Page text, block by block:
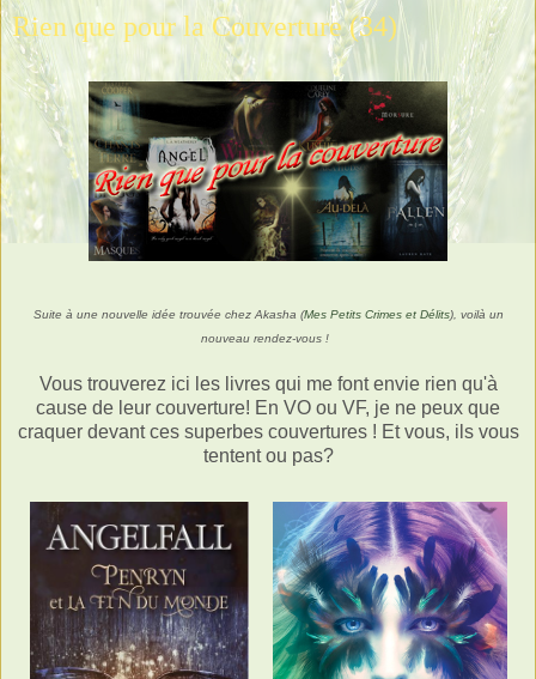
Rien que pour la Couverture (34)
Suite à une nouvelle idée trouvée chez Akasha (Mes Petits Crimes et Délits), voilà un
nouveau rendez-vous !
Vous trouverez ici les livres qui me font envie rien qu'à
cause de leur couverture! En VO ou VF, je ne peux que
craquer devant ces superbes couvertures ! Et vous, ils vous
tentent ou pas?